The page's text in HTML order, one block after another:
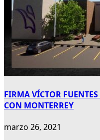
FIRMA VÍCTOR
CON MONTERREY
marzo 26, 2021